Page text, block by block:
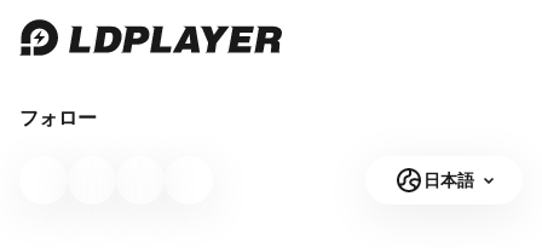
フォロー
日本語